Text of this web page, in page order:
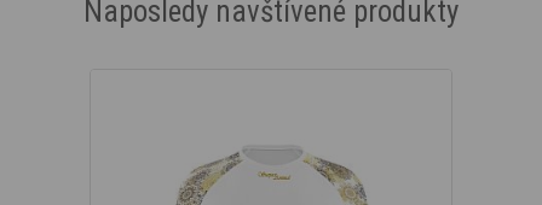
Naposledy navštívené produkty